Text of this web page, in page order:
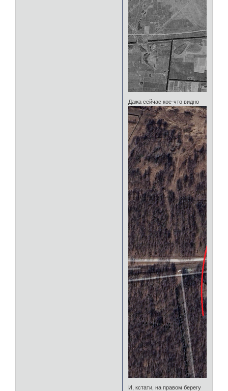
Дажа сейчас кое-что видно
И, кстати, на правом берегу